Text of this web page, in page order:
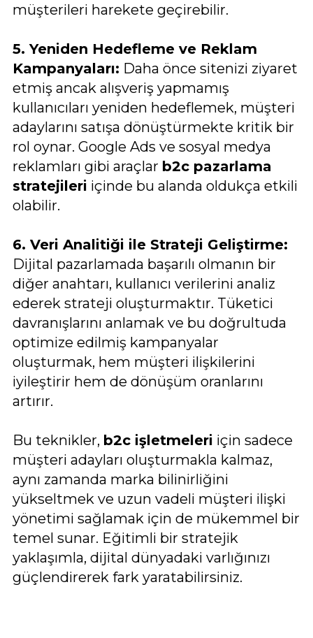
müşterileri harekete geçirebilir.
5. Yeniden Hedefleme ve Reklam
Kampanyaları: Daha önce sitenizi ziyaret
etmiş ancak alışveriş yapmamış
kullanıcıları yeniden hedeflemek, müşteri
adaylarını satışa dönüştürmekte kritik bir
rol oynar. Google Ads ve sosyal medya
reklamları gibi araçlar b2c pazarlama
stratejileri içinde bu alanda oldukça etkili
olabilir.
6. Veri Analitiği ile Strateji Geliştirme:
Dijital pazarlamada başarılı olmanın bir
diğer anahtarı, kullanıcı verilerini analiz
ederek strateji oluşturmaktır. Tüketici
davranışlarını anlamak ve bu doğrultuda
optimize edilmiş kampanyalar
oluşturmak, hem müşteri ilişkilerini
iyileştirir hem de dönüşüm oranlarını
artırır.
Bu teknikler, b2c işletmeleri için sadece
müşteri adayları oluşturmakla kalmaz,
aynı zamanda marka bilinirliğini
yükseltmek ve uzun vadeli müşteri ilişki
yönetimi sağlamak için de mükemmel bir
temel sunar. Eğitimli bir stratejik
yaklaşımla, dijital dünyadaki varlığınızı
güçlendirerek fark yaratabilirsiniz.